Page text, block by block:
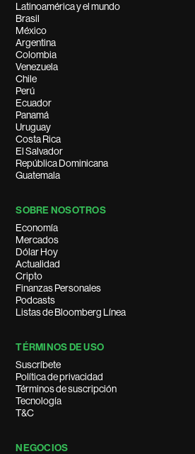
Latinoamérica y el mundo
Brasil
México
Argentina
Colombia
Venezuela
Chile
Perú
Ecuador
Panamá
Uruguay
Costa Rica
El Salvador
República Dominicana
Guatemala
SOBRE NOSOTROS
Economía
Mercados
Dólar Hoy
Actualidad
Cripto
Finanzas Personales
Podcasts
Listas de Bloomberg Línea
TÉRMINOS DE USO
Suscríbete
Política de privacidad
Términos de suscripción
Tecnología
T&C
NEGOCIOS